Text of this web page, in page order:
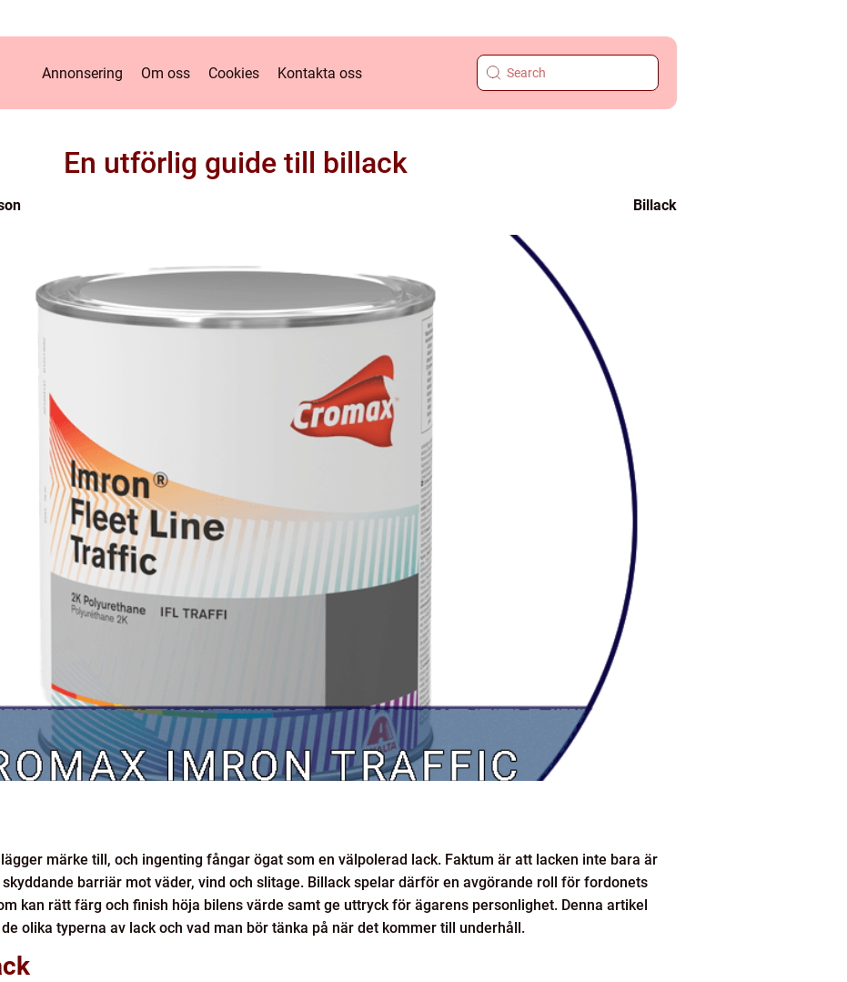
Annonsering Om oss Cookies Kontakta oss
En utförlig guide till billack
Billack
märke till, och ingenting fångar ögat som en välpolerad lack. Faktum är att lacken inte bara är
barriär mot väder, vind och slitage. Billack spelar därför en avgörande roll för fordonets
kan rätt färg och finish höja bilens värde samt ge uttryck för ägarens personlighet. Denna artikel
olika typerna av lack och vad man bör tänka på när det kommer till underhåll.